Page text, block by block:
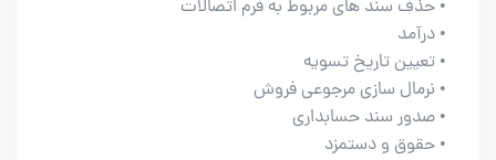
• حذف سند های مربوط به فرم اتصالات
• درآمد
• تعیین تاریخ تسویه
• نرمال سازی مرجوعی فروش
• صدور سند حسابداری
• حقوق و دستمزد